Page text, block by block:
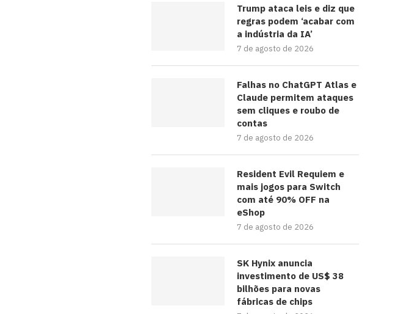
Trump ataca leis e diz que
regras podem ‘acabar com
a indústria da IA’
7 de agosto de 2026
Falhas no ChatGPT Atlas e
Claude permitem ataques
sem cliques e roubo de
contas
7 de agosto de 2026
Resident Evil Requiem e
mais jogos para Switch
com até 90% OFF na
eShop
7 de agosto de 2026
SK Hynix anuncia
investimento de US$ 38
bilhões para novas
fábricas de chips